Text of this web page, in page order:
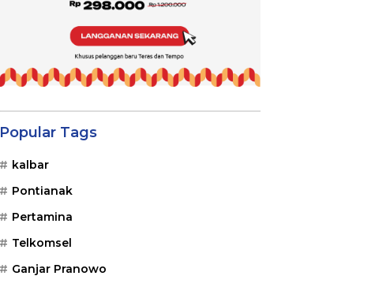
Popular Tags
kalbar
Pontianak
Pertamina
Telkomsel
Ganjar Pranowo